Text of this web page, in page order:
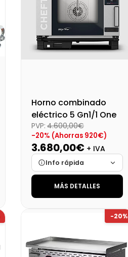
Horno combinado
eléctrico 5 Gn1/1 One
PVP: 4.600,00€
-20% (Ahorras 920€)
3.680,00€ + IVA
Info rápida
Marca
Cargando…
Cargando…
4452,80 €
MÁS DETALLES
-20%